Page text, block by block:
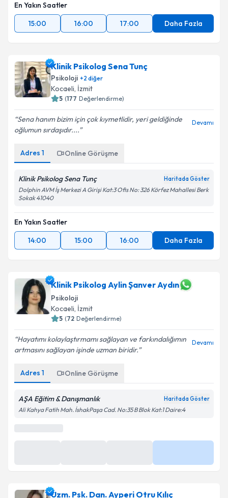
En Yakın Saatler
15:00
16:00 17:00 Daha Fazla
Klinik Psikolog Sena Tunç
Psikoloji +2 diğer
Kocaeli, İzmit
5 (177 Değerlendirme)
Sena hanım bizim için çok kıymetlidir, yeri geldiğinde
oğlumun sırdaşıdır....
Devamı
Adres 1 Online Görüşme
Klinik Psikolog Sena Tunç Haritada Göster
Dolphin AVM İş Merkezi A Girişi Kat:3 Ofis No: 326 Körfez Mahallesi Berk
Sokak 41040
En Yakın Saatler
14:00
15:00 16:00 Daha Fazla
Klinik Psikolog Aylin Şanver Aydın
Psikoloji
Kocaeli, İzmit
5 (72 Değerlendirme)
Hayatımı kolaylaştırmamı sağlayan ve farkındalığımın
artmasını sağlayan işinde uzman biridir.
Devamı
Adres 1 Online Görüşme
AŞA Eğitim & Danışmanlık Haritada Göster
Ali Kahya Fatih Mah. İshakPaşa Cad. No:35 B Blok Kat:1 Daire:4